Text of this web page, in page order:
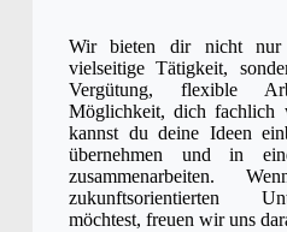
Wir bieten dir nicht nur
vielseitige Tätigkeit,
Vergütung, flexible
Möglichkeit, dich fachlich
kannst du deine Ideen
übernehmen und in
zusammenarbeiten.
zukunftsorientierten
möchtest, freuen wir uns